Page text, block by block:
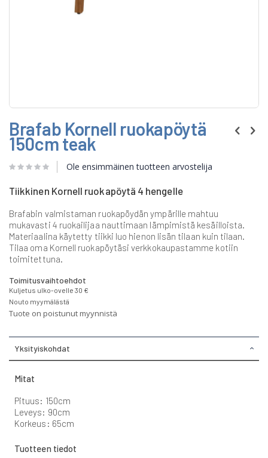
to
the
beginning
the
gallery
Brafab Kornell ruokapöytä
150cm teak
Ole ensimmäinen tuotteen arvostelija
Tiikkinen Kornell ruokapöytä 4 hengelle
Brafabin valmistaman ruokapöydän ympärille mahtuu
mukavasti 4 ruokailijaa nauttimaan lämpimistä kesäilloista.
Materiaalina käytetty tiikki luo hienon lisän tilaan kuin tilaan.
Tilaa oma Kornell ruokapöytäsi verkkokaupastamme kotiin
toimitettuna.
Toimitusvaihtoehdot
Kuljetus ulko-ovelle 30 €
Nouto myymälästä
Tuote on poistunut myynnistä
Yksityiskohdat
Mitat
Pituus: 150cm
Leveys: 90cm
Korkeus: 65cm
Tuotteen tiedot